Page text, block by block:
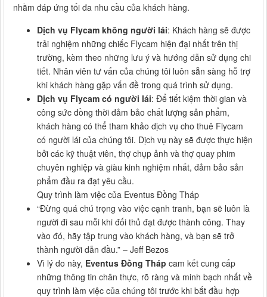
nhằm đáp ứng tối đa nhu cầu của khách hàng.
Dịch vụ Flycam không người lái: Khách hàng sẽ được
trải nghiệm những chiếc Flycam hiện đại nhất trên thị
trường, kèm theo những lưu ý và hướng dẫn sử dụng chi
tiết. Nhân viên tư vấn của chúng tôi luôn sẵn sàng hỗ trợ
khi khách hàng gặp vấn đề trong quá trình sử dụng.
Dịch vụ Flycam có người lái: Để tiết kiệm thời gian và
công sức đồng thời đảm bảo chất lượng sản phẩm,
khách hàng có thể tham khảo dịch vụ cho thuê Flycam
có người lái của chúng tôi. Dịch vụ này sẽ được thực hiện
bởi các kỹ thuật viên, thợ chụp ảnh và thợ quay phim
chuyên nghiệp và giàu kinh nghiệm nhất, đảm bảo sản
phẩm đầu ra đạt yêu cầu.
Quy trình làm việc của Eventus Đồng Tháp
“Đừng quá chú trọng vào việc cạnh tranh, bạn sẽ luôn là
người đi sau mỗi khi đối thủ đạt được thành công. Thay
vào đó, hãy tập trung vào khách hàng, và bạn sẽ trở
thành người dẫn đầu.” – Jeff Bezos
Vì lý do này, Eventus Đồng Tháp cam kết cung cấp
những thông tin chân thực, rõ ràng và minh bạch nhất về
quy trình làm việc của chúng tôi trước khi bắt đầu hợp